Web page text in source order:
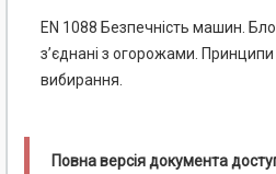
EN 1088 Безпечність машин.
з’єднані з огорожами.
вибирання.
Повна версія документа